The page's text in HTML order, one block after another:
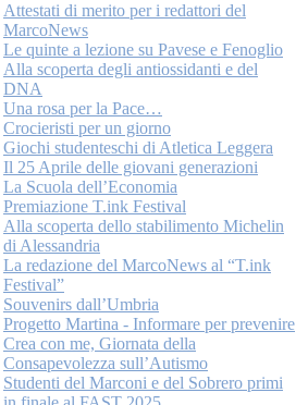
Attestati di merito per i redattori del
MarcoNews
Le quinte a lezione su Pavese e Fenoglio
Alla scoperta degli antiossidanti e del
DNA
Una rosa per la Pace…
Crocieristi per un giorno
Giochi studenteschi di Atletica Leggera
Il 25 Aprile delle giovani generazioni
La Scuola dell’Economia
Premiazione T.ink Festival
Alla scoperta dello stabilimento Michelin
di Alessandria
La redazione del MarcoNews al “T.ink
Festival”
Souvenirs dall’Umbria
Progetto Martina - Informare per prevenire
Crea con me, Giornata della
Consapevolezza sull’Autismo
Studenti del Marconi e del Sobrero primi